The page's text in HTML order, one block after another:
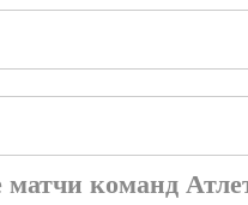
матчи команд